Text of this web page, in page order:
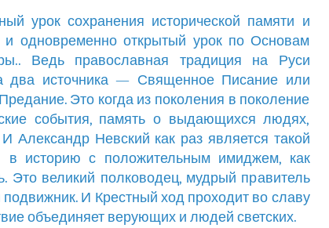
урок сохранения исторической памяти и
и одновременно открытый урок по Основам
Ведь православная традиция на Руси
два источника — Священное Писание или
Это когда из поколения в поколение
события, память о выдающихся людях,
Александр Невский как раз является такой
в историю с положительным имиджем, как
Это великий полководец, мудрый правитель
подвижник. И Крестный ход проходит во славу
объединяет верующих и людей светских.